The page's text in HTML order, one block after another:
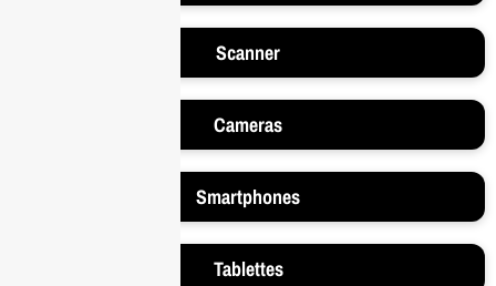
Scanner
Cameras
Smartphones
Tablettes